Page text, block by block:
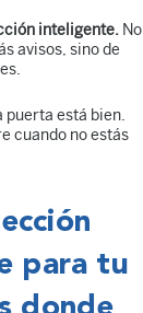
inteligente. No
avisos, sino de
puerta está bien.
cuando no estás
para tu